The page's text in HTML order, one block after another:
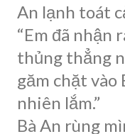
An lạnh toát
“Em đã nhận
thủng thẳng
găm chặt vào
nhiên lắm.”
Bà An rùng